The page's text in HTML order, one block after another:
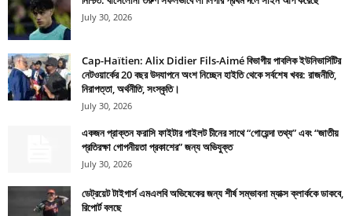
July 30, 2026
Cap-Haïtien: Alix Didier Fils-Aimé বিভাগীয় পাবলিক ইউনিভার্সিটির
নেটওয়ার্কের 20 বছর উদযাপনে অংশ নিচ্ছেন হাইতি থেকে সর্বশেষ খবর: রাজনীতি,
নিরাপত্তা, অর্থনীতি, সংস্কৃতি।
July 30, 2026
একজন প্রাক্তন ফরাসি ফাইটার পাইলট চীনের সাথে “গোয়েন্দা তথ্য” এবং “জাতীয়
প্রতিরক্ষা গোপনীয়তা প্রকাশের” জন্য অভিযুক্ত
July 30, 2026
ডেট্রয়েট টাইগার্স এমএলবি অভিষেকের জন্য শীর্ষ সম্ভাবনা ম্যাক্স ক্লার্ককে ডাকবে,
রিপোর্ট বলছে